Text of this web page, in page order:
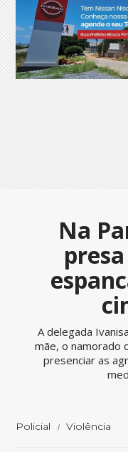
Na
A delegada
mãe, o namorado
presenciar as
Policial Violência